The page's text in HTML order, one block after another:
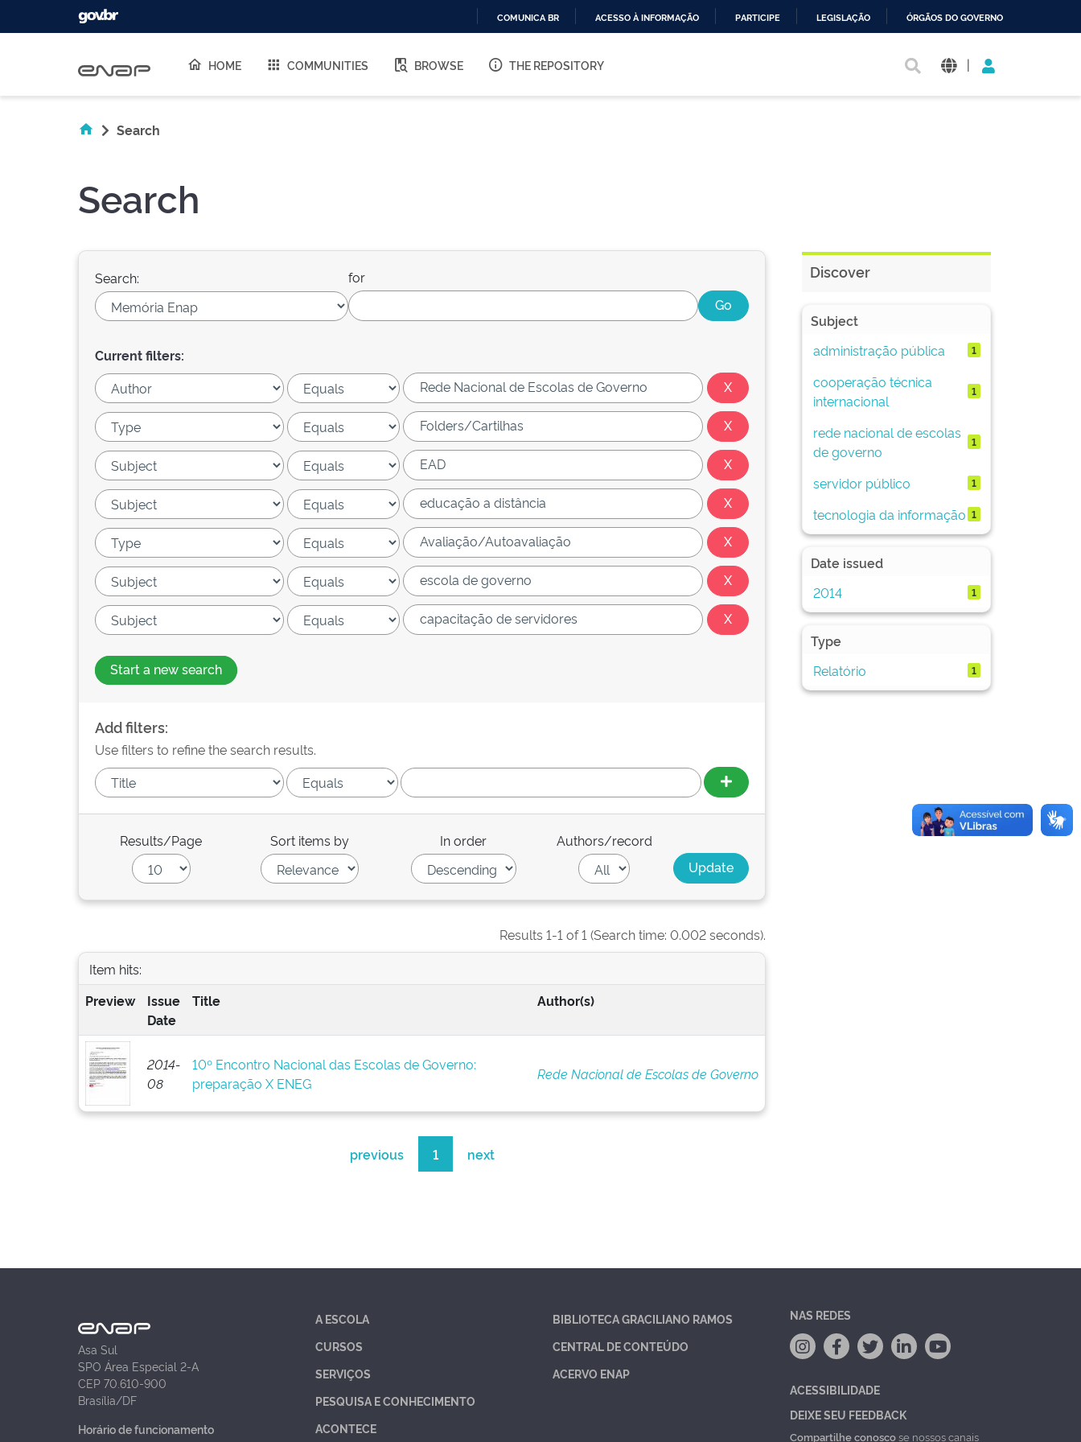
O
COMUNICA BR ACESSO À INFORMAÇÃO PARTICIPE LEGISLAÇÃO ÓRGÃOS DO GOVERNO
HOME COMMUNITIES BROWSE THE REPOSITORY |
Search
Search
Search: for
Current filters:
Start a new search
Add filters:
Use filters to refine the search results.
Results/Page Sort items by In order Authors/record
Results 1-1 of 1 (Search time: 0.002 seconds).
Item hits:
Preview
Issue
Date
Title Author(s)
2014-
08
10º Encontro Nacional das Escolas de Governo:
preparação X ENEG
Rede Nacional de Escolas de Governo
previous 1 next
Discover
Subject
administração pública
1
cooperação técnica
internacional
1
rede nacional de escolas
de governo
1
servidor público 1
tecnologia da informação 1
Date issued
2014
1
Type
Relatório
1
Asa Sul
SPO Área Especial 2-A
CEP 70.610-900
Brasília/DF
Horário de funcionamento
A ESCOLA
CURSOS
SERVIÇOS
PESQUISA E CONHECIMENTO
ACONTECE
BIBLIOTECA GRACILIANO RAMOS
CENTRAL DE CONTEÚDO
ACERVO ENAP
NAS REDES
ACESSIBILIDADE
DEIXE SEU FEEDBACK
Compartilhe conoscose nossos canais